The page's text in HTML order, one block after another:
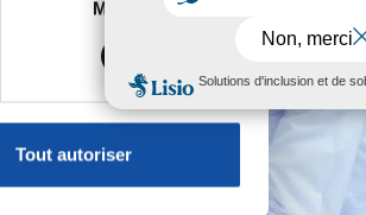
reportez-vous à lasection «
sur les cookies.
Marketing
Tout autoriser